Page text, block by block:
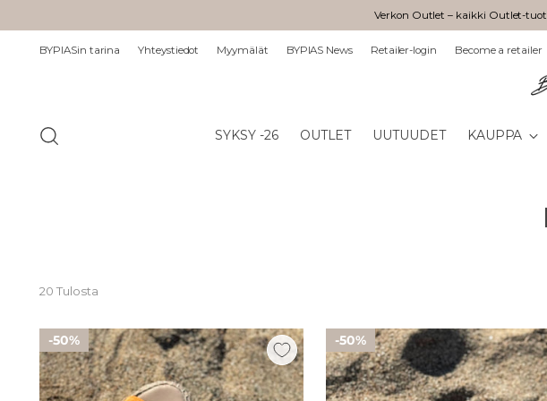
Verkon Outlet – kaikki Outlet-
BYPIASin tarina Yhteystiedot Myymälät BYPIAS News Retailer-login Become a retailer
SYKSY -26 OUTLET UUTUUDET KAUPPA
20 Tulosta
50% 50%